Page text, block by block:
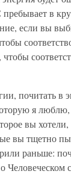
в
если вы
почитать в
я люблю,
вы
вы тщетно
раньше: